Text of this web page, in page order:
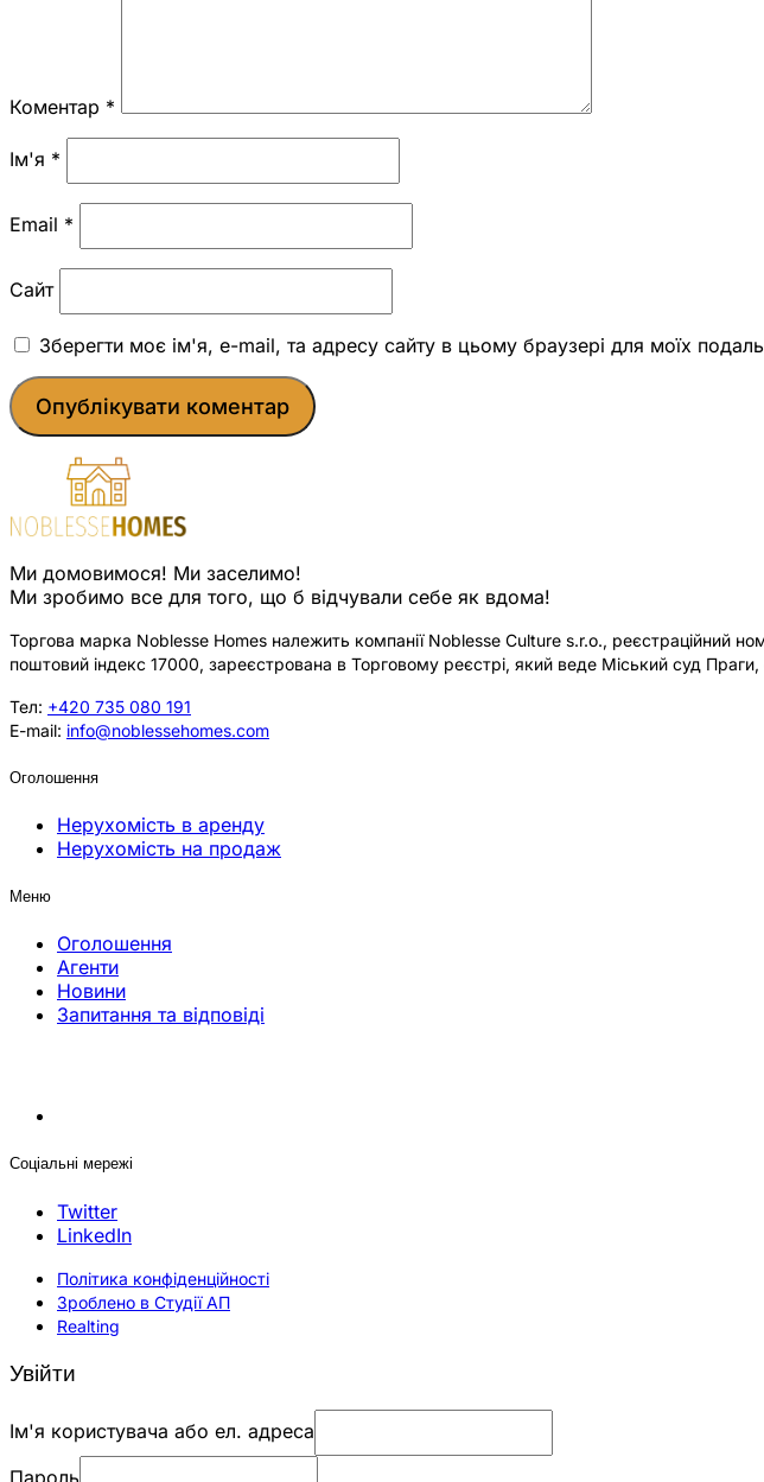
Коментар *
Ім'я *
Email *
Сайт
Зберегти моє ім'я, e-mail, та адресу сайту в цьому браузері для моїх
Ми домовимося! Ми заселимо!
Ми зробимо все для того, що б відчували себе як вдома!
Торгова марка Noblesse Homes належить компанії Noblesse Culture s.r.o., реєстраційний
поштовий індекс 17000, зареєстрована в Торговому реєстрі, який веде Міський суд
Тел: +420 735 080 191
E-mail: info@noblessehomes.com
Оголошення
Нерухомість в аренду
Нерухомість на продаж
Меню
Оголошення
Агенти
Новини
Запитання та відповіді
Соціальні мережі
Twitter
LinkedIn
Політика конфіденційності
Зроблено в Студії АП
Realting
Увійти
Ім'я користувача або ел. адреса